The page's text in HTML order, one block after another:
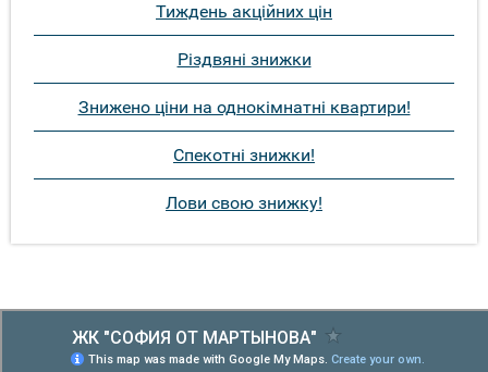
Тиждень акційних цін
Різдвяні знижки
Знижено ціни на однокімнатні квартири!
Спекотні знижки!
Лови свою знижку!